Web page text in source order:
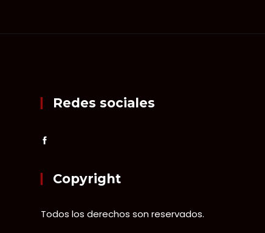
Redes sociales
Copyright
Todos los derechos son reservados.